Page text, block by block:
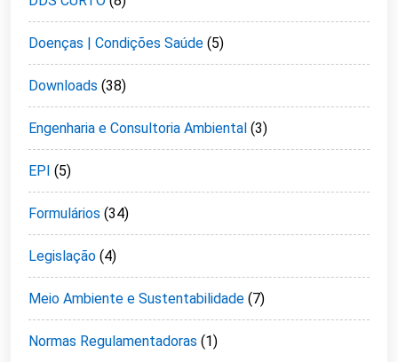
Doenças | Condições Saúde (5)
Downloads (38)
Engenharia e Consultoria Ambiental (3)
EPI (5)
Formulários (34)
Legislação (4)
Meio Ambiente e Sustentabilidade (7)
Normas Regulamentadoras (1)